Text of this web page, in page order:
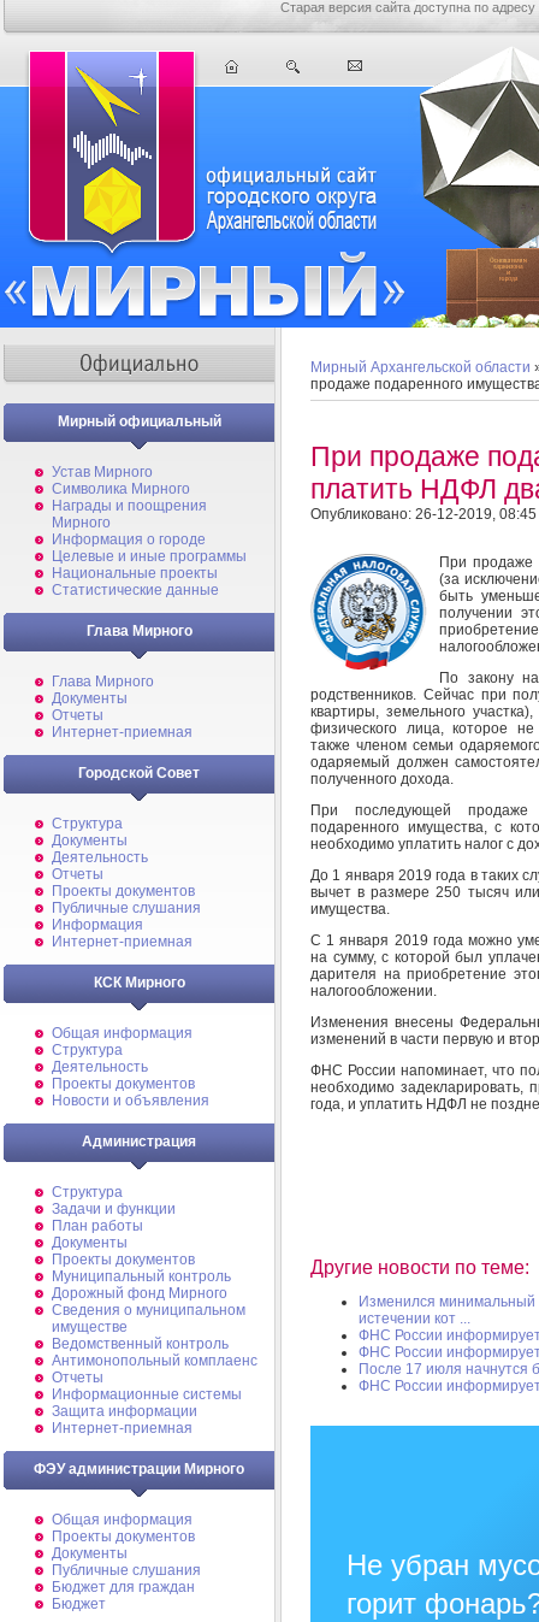
Старая версия сайта доступна по адресу
Мирный официальный
Устав Мирного
Символика Мирного
Награды и поощрения
Мирного
Информация о городе
Целевые и иные программы
Национальные проекты
Статистические данные
Глава Мирного
Глава Мирного
Документы
Отчеты
Интернет-приемная
Городской Совет
Структура
Документы
Деятельность
Отчеты
Проекты документов
Публичные слушания
Информация
Интернет-приемная
КСК Мирного
Общая информация
Структура
Деятельность
Проекты документов
Новости и объявления
Администрация
Структура
Задачи и функции
План работы
Документы
Проекты документов
Муниципальный контроль
Дорожный фонд Мирного
Cведения о муниципальном
имуществе
Ведомственный контроль
Антимонопольный комплаенс
Отчеты
Информационные системы
Защита информации
Интернет-приемная
ФЭУ администрации Мирного
Общая информация
Проекты документов
Документы
Публичные слушания
Бюджет для граждан
Бюджет
Мирный Архангельской области
продаже подаренного
При продаже
платить НДФЛ
Опубликовано: 26-12-2019, 08:45
При продаже
(за
быть
получении
По закону
родственников. Сейчас при
квартиры, земельного
физического лица, которое
также членом семьи
одаряемый должен
полученного дохода.
При последующей продаже
подаренного имущества, с
необходимо уплатить налог с
До 1 января 2019 года в таких
вычет в размере 250 тысяч
имущества.
С 1 января 2019 года можно
на сумму, с которой был
дарителя на приобретение
налогообложении.
Изменения внесены
изменений в части первую и
ФНС России напоминает, что
необходимо
года, и уплатить НДФЛ не
Другие новости по теме:
Изменился
истечении кот ...
ФНС России
ФНС России
После 17 июля начнутся
ФНС России
Не убран
горит